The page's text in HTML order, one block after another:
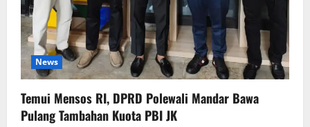
News
Temui Mensos RI, DPRD Polewali Mandar Bawa
Pulang Tambahan Kuota PBI JK